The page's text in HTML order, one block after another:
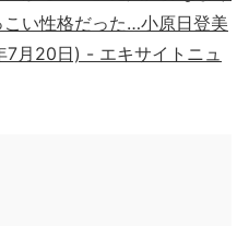
い性格だった…小原日登美
月20日) - エキサイトニュ